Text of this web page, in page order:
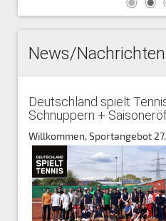
News/
Deutschland spielt
Schnuppern +
Willkommen, Sportangebot